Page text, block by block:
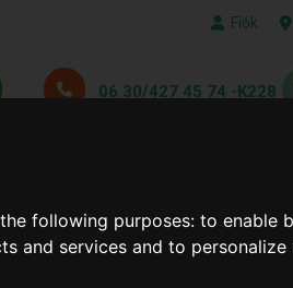
following purposes:to enable
and services and to personalize
Fiók
06 30/427 45 74 -K228